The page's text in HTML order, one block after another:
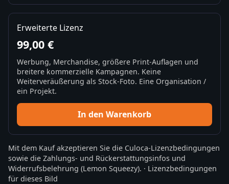
Erweiterte Lizenz
99,00 €
Werbung, Merchandise, größere Print-Auflagen und
breitere kommerzielle Kampagnen. Keine
Weiterveräußerung als Stock-Foto. Eine Organisation /
ein Projekt.
In den Warenkorb
Mit dem Kauf akzeptieren Sie die Culoca-Lizenzbedingungen
sowie die Zahlungs- und Rückerstattungsinfos und
Widerrufsbelehrung (Lemon Squeezy). · Lizenzbedingungen
für dieses Bild